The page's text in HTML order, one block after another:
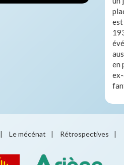
est
en
| Le mécénat | Rétrospectives |